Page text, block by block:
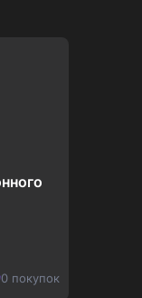
0 покупок